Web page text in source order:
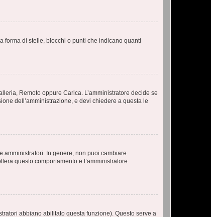
forma di stelle, blocchi o punti che indicano quanti
Remoto oppure Carica. L’amministratore decide se
dell’amministrazione, e devi chiedere a questa le
amministratori. In genere, non puoi cambiare
questo comportamento e l’amministratore
abbiano abilitato questa funzione). Questo serve a